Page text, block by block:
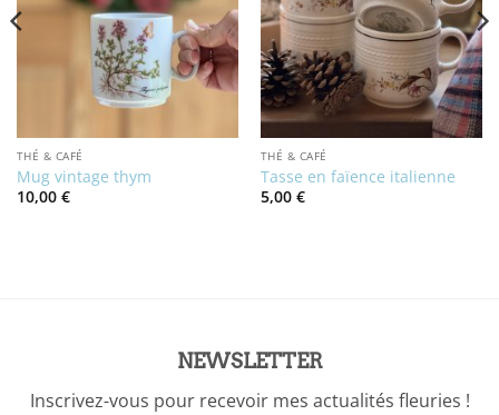
THÉ & CAFÉ
Mug vintage thym
10,00 €
THÉ & CAFÉ
Tasse en faïence italienne
5,00 €
NEWSLETTER
Inscrivez-vous pour recevoir mes actualités fleuries !